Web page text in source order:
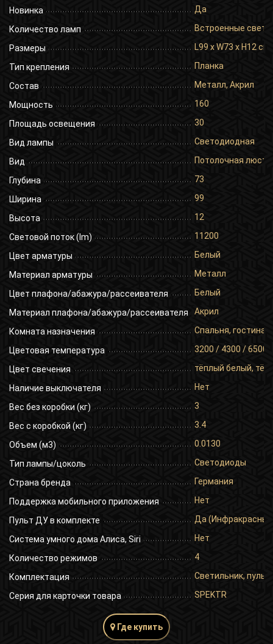
Новинка Да
Количество ламп Встроенные
Размеры L99 x W73 x H12 cm
Тип крепления Планка
Состав Металл, Акрил
Мощность 160
Площадь освещения 30
Вид лампы Светодиодная
Вид Потолочная
Глубина 73
Ширина 99
Высота 12
Световой поток (lm) 11200
Цвет арматуры Белый
Материал арматуры Металл
Цвет плафона/абажура/рассеивателя Белый
Материал плафона/абажура/рассеивателя Акрил
Комната назначения Спальня,
Цветовая температура 3200 / 4300 / 6500 /
Цвет свечения тёплый белый,
Наличие выключателя Нет
Вес без коробки (кг) 3
Вес с коробкой (кг) 3.4
Объем (м3) 0.0130
Тип лампы/цоколь Светодиоды
Страна бренда Германия
Поддержка мобильного приложения Нет
Пульт ДУ в комплекте Да
Система умного дома Алиса, Siri Нет
Количество режимов 4
Комплектация Светильник,
Серия для карточки товара SPEKTR
Где купить